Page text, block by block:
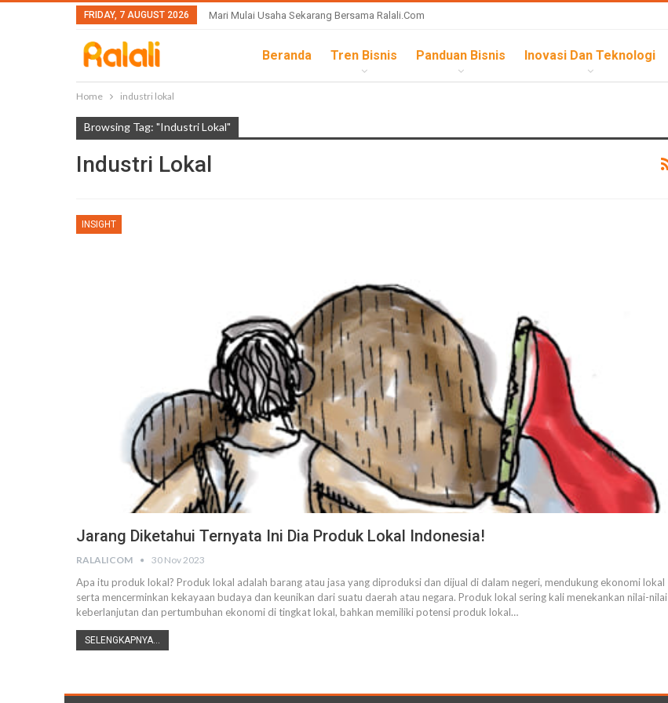
FRIDAY, 7 AUGUST 2026 Mari Mulai Usaha Sekarang Bersama Ralali.com
Beranda Tren Bisnis Panduan Bisnis Inovasi Dan Teknologi
Home industri lokal
Browsing Tag: "industri Lokal"
Industri Lokal
INSIGHT
Jarang Diketahui Ternyata Ini Dia Produk Lokal Indonesia!
RALALICOM 30 Nov 2023
Apa itu produk lokal? Produk lokal adalah barang atau jasa yang diproduksi dan dijual di dalam negeri, mendukung ekonomi lokal
serta mencerminkan kekayaan budaya dan keunikan dari suatu daerah atau negara. Produk lokal sering kali menekankan nilai-nilai
keberlanjutan dan pertumbuhan ekonomi di tingkat lokal, bahkan memiliki potensi produk lokal…
SELENGKAPNYA...